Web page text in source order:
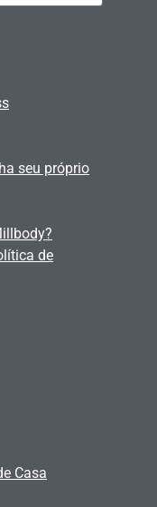
seu próprio
de
Casa